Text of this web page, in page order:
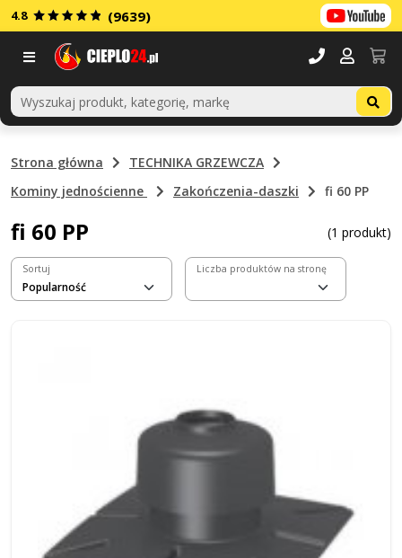
4.8 (9639)
Strona główna
TECHNIKA GRZEWCZA
Kominy jednościenne
Zakończenia-daszki fi 60 PP
fi 60 PP (1 produkt)
Sortuj Liczba produktów na stronę